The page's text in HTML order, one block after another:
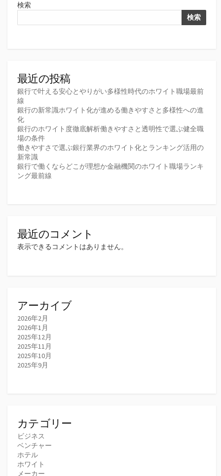
検索
検索
最近の投稿
銀行で叶える安心とやりがい多様性時代のホワイト職場最前
線
銀行の新常識ホワイト化が進める働きやすさと多様性への進
化
銀行のホワイト度徹底解析働きやすさと透明性で選ぶ健全職
場の条件
働きやすさで選ぶ銀行業界のホワイト化とランキング活用の
新常識
銀行で働くならどこが理想か金融機関のホワイト職場ランキ
ング最前線
最近のコメント
表示できるコメントはありません。
アーカイブ
2026年2月
2026年1月
2025年12月
2025年11月
2025年10月
2025年9月
カテゴリー
ビジネス
ベンチャー
ホテル
ホワイト
メーカー